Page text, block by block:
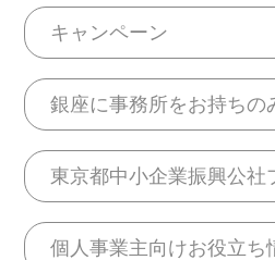
キャンペーン
銀座に事務所をお持ちの
東京都中小企業振興公社
個人事業主向けお役立ち